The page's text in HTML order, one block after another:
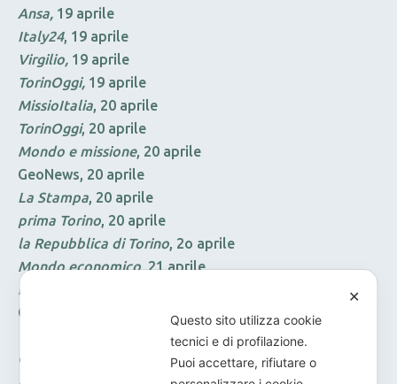
Ansa, 19 aprile
Italy24, 19 aprile
Virgilio, 19 aprile
TorinOggi, 19 aprile
MissioItalia, 20 aprile
TorinOggi, 20 aprile
Mondo e missione, 20 aprile
GeoNews, 20 aprile
La Stampa, 20 aprile
prima Torino, 20 aprile
la Repubblica di Torino, 2o aprile
Mondo economico, 21 aprile
il Torinese
GRP, 21 aprile
Vita diocesana pinerolese, 23 aprile
Corriere di Torino
, 27 aprile
✕
Questo sito utilizza cookie
tecnici e di profilazione.
Puoi accettare, rifiutare o